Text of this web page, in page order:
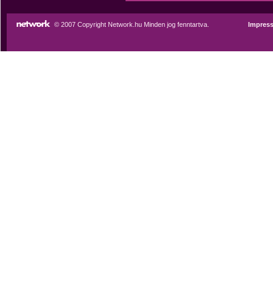
© 2007 Copyright Network.hu Minden jog fenntartva.